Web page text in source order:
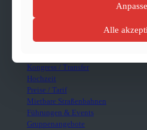
Zusatzleistungen
Firmenfeier
Kongress / Transfer
Hochzeit
Preise / Tarif
Mietbare Straßenbahnen
Führungen & Events
Gruppenangebote
Alle